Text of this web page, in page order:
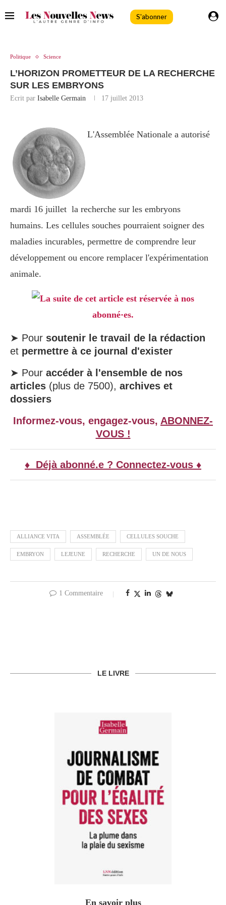
S'abonner
Politique Science
L’HORIZON PROMETTEUR DE LA RECHERCHE
SUR LES EMBRYONS
Ecrit par Isabelle Germain 17 juillet 2013
L'Assemblée Nationale a autorisé
mardi 16 juillet la recherche sur les embryons
humains. Les cellules souches pourraient soigner des
maladies incurables, permettre de comprendre leur
développement ou encore remplacer l'expérimentation
animale.
La suite de cet article est réservée à nos
abonné·es.
➤ Pour soutenir le travail de la rédaction
et permettre à ce journal d'exister
➤ Pour accéder à l'ensemble de nos
articles (plus de 7500), archives et
dossiers
Informez-vous, engagez-vous, ABONNEZ-
VOUS !
♦ Déjà abonné.e ? Connectez-vous ♦
ALLIANCE VITA ASSEMBLÉE CELLULES SOUCHE
EMBRYON LEJEUNE RECHERCHE UN DE NOUS
1 Commentaire
LE LIVRE
En savoir plus